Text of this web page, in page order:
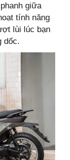
giữa
tính năng
lùi lúc bạn
dốc.